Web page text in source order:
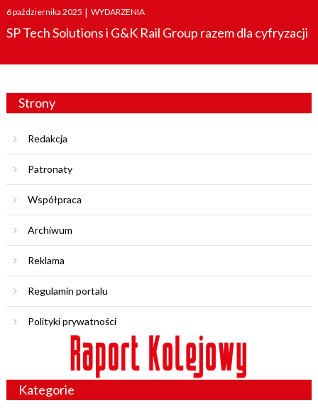
Posted
on
6 października 2025 | WYDARZENIA
SP Tech Solutions i G&K Rail Group razem dla cyfryzacji
Strony
Redakcja
Patronaty
Współpraca
Archiwum
Reklama
Regulamin portalu
Polityki prywatności
Kategorie